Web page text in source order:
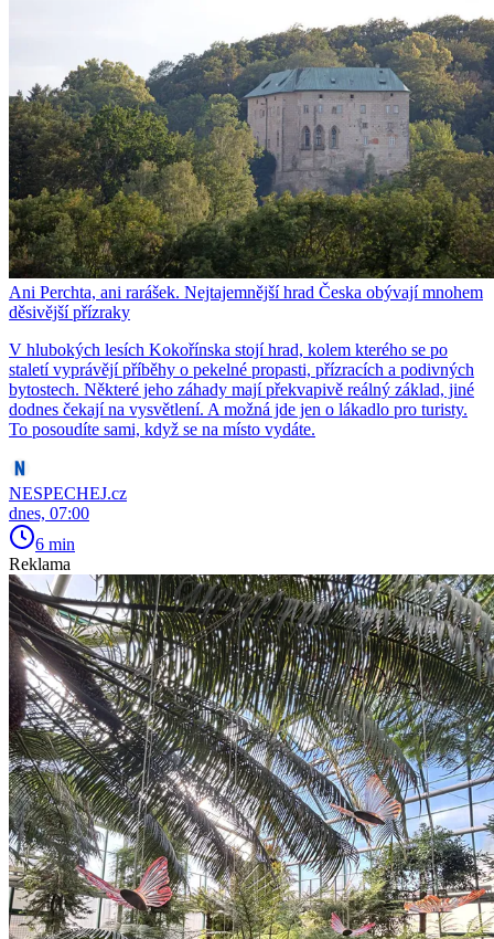
Ani Perchta, ani rarášek. Nejtajemnější hrad Česka obývají mnohem
děsivější přízraky
V hlubokých lesích Kokořínska stojí hrad, kolem kterého se po
staletí vyprávějí příběhy o pekelné propasti, přízracích a podivných
bytostech. Některé jeho záhady mají překvapivě reálný základ, jiné
dodnes čekají na vysvětlení. A možná jde jen o lákadlo pro turisty.
To posoudíte sami, když se na místo vydáte.
NESPECHEJ.cz
dnes, 07:00
6 min
Reklama